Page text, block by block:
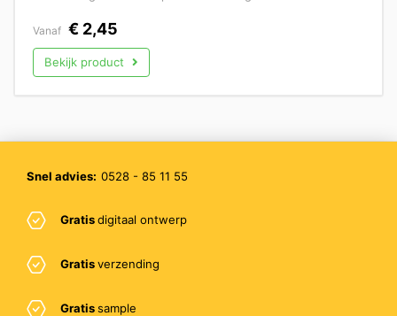
Vanaf € 2,45
Bekijk product
Snel advies: 0528 - 85 11 55
Gratisdigitaal ontwerp
Gratisverzending
Gratissample